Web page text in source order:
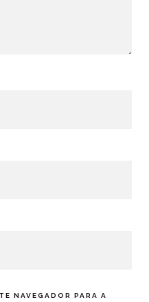
NAVEGADOR PARA A